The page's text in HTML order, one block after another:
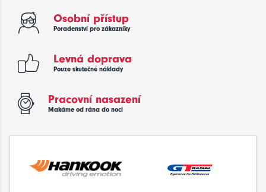
Osobní přístup
Poradenství pro zákazníky
Levná doprava
Pouze skutečné náklady
Pracovní nasazení
Makáme od rána do noci